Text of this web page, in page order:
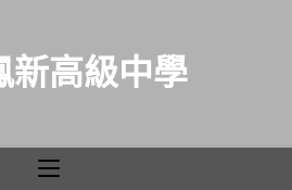
新高級中學